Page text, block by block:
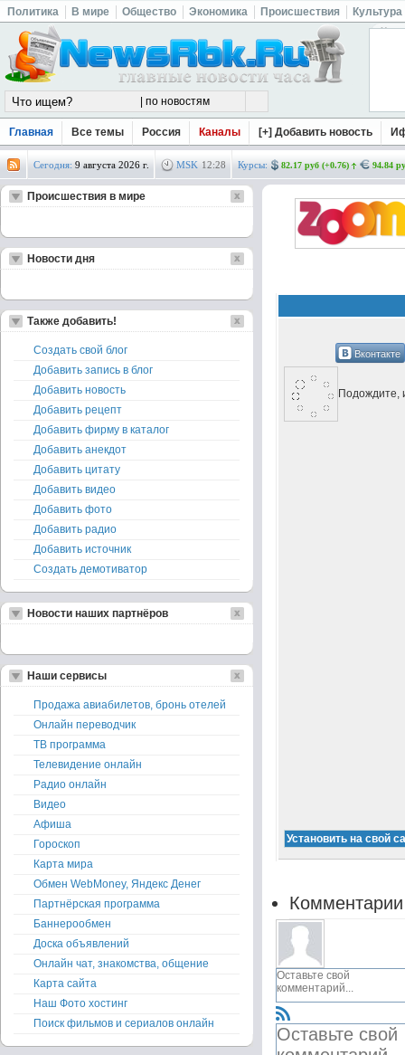
Политика В мире Общество Экономика Происшествия Культура
Главная Все темы Россия Каналы [+] Добавить новость
Сегодня: 9 августа 2026 г. MSK 12:28 Курсы: 82.17 руб (+0.76) 94.84
Вконтакте
Подождите,
Происшествия в мире
Новости дня
Также добавить!
Создать свой блог
Добавить запись в блог
Добавить новость
Добавить рецепт
Добавить фирму в каталог
Добавить анекдот
Добавить цитату
Добавить видео
Добавить фото
Добавить радио
Добавить источник
Создать демотиватор
Новости наших партнёров
Наши сервисы
Продажа авиабилетов, бронь отелей
Онлайн переводчик
ТВ программа
Телевидение онлайн
Радио онлайн
Видео
Афиша
Гороскоп
Карта мира
Обмен WebMoney, Яндекс Денег
Партнёрская программа
Баннерообмен
Доска объявлений
Онлайн чат, знакомства, общение
Карта сайта
Наш Фото хостинг
Поиск фильмов и сериалов онлайн